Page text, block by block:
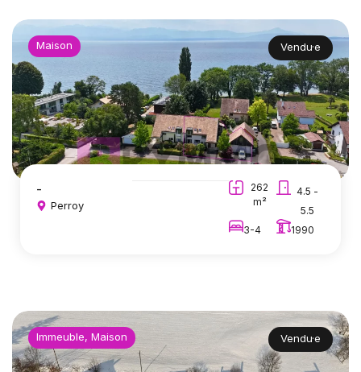
Maison Vendu·e
-
Perroy
262
m²
4.5 -
5.5
3-4
1990
Immeuble, Maison Vendu·e